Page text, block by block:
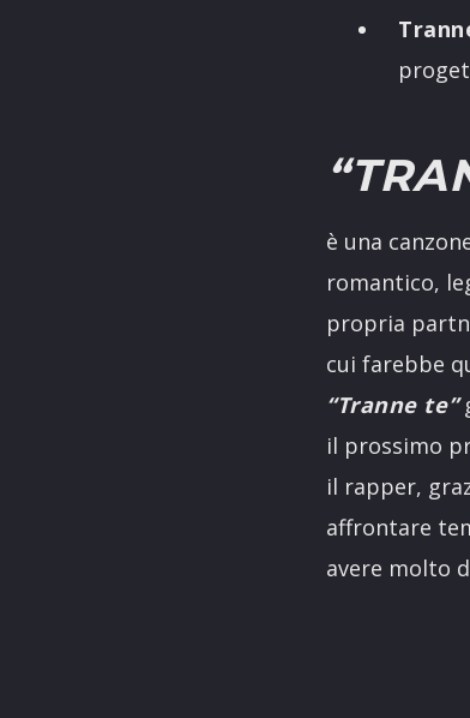
è una
romantico,
propria
cui farebbe
“Tranne te”
il prossimo
il rapper,
affrontare
avere molto